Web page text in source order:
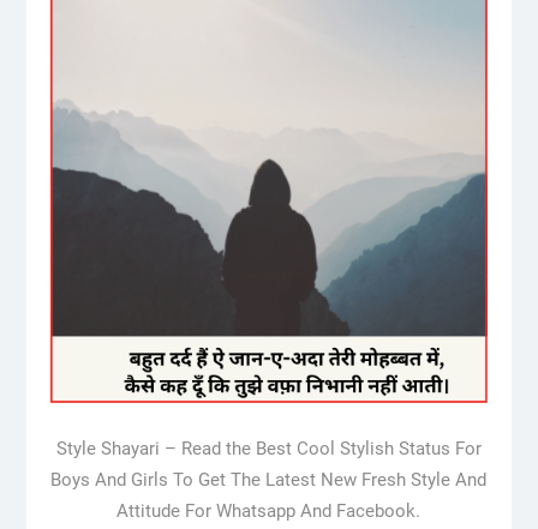
Style Shayari – Read the Best Cool Stylish Status For
Boys And Girls To Get The Latest New Fresh Style And
Attitude For Whatsapp And Facebook.